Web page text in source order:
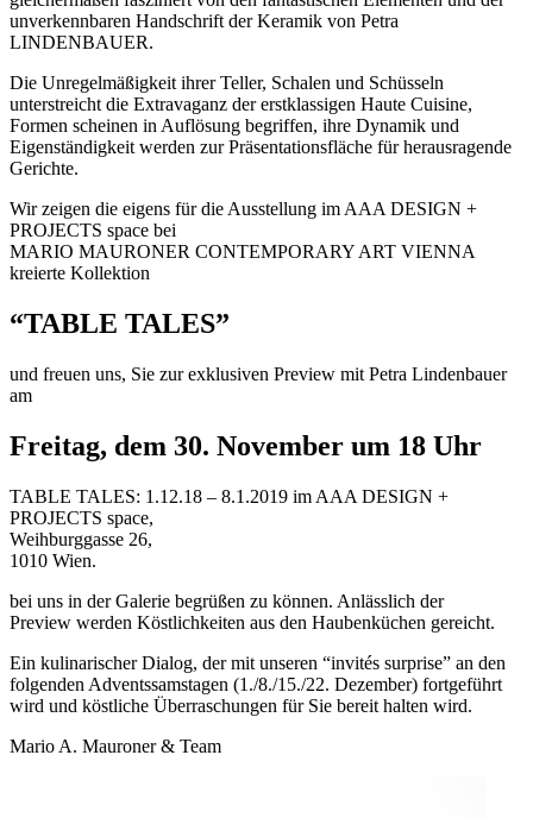
unverkennbaren Handschrift der Keramik von Petra
LINDENBAUER.
Die Unregelmäßigkeit ihrer Teller, Schalen und Schüsseln
unterstreicht die Extravaganz der erstklassigen Haute Cuisine,
Formen scheinen in Auflösung begriffen, ihre Dynamik und
Eigenständigkeit werden zur Präsentationsfläche für herausragende
Gerichte.
Wir zeigen die eigens für die Ausstellung im AAA DESIGN +
PROJECTS space bei
MARIO MAURONER CONTEMPORARY ART VIENNA
kreierte Kollektion
“TABLE TALES”
und freuen uns, Sie zur exklusiven Preview mit Petra Lindenbauer
am
Freitag, dem 30. November um 18 Uhr
TABLE TALES: 1.12.18 – 8.1.2019 im AAA DESIGN +
PROJECTS space,
Weihburggasse 26,
1010 Wien.
bei uns in der Galerie begrüßen zu können. Anlässlich der
Preview werden Köstlichkeiten aus den Haubenküchen gereicht.
Ein kulinarischer Dialog, der mit unseren “invités surprise” an den
folgenden Adventssamstagen (1./8./15./22. Dezember) fortgeführt
wird und köstliche Überraschungen für Sie bereit halten wird.
Mario A. Mauroner & Team